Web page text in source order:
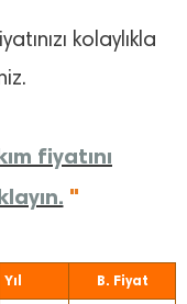
kolaylıkla
fiyatını
"
Yıl